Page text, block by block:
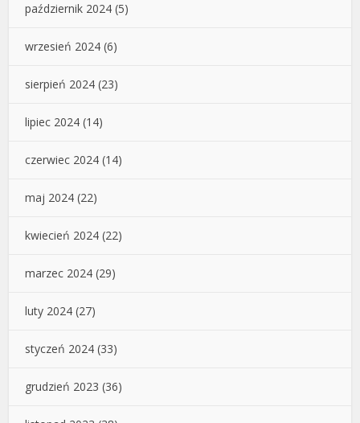
październik 2024 (5)
wrzesień 2024 (6)
sierpień 2024 (23)
lipiec 2024 (14)
czerwiec 2024 (14)
maj 2024 (22)
kwiecień 2024 (22)
marzec 2024 (29)
luty 2024 (27)
styczeń 2024 (33)
grudzień 2023 (36)